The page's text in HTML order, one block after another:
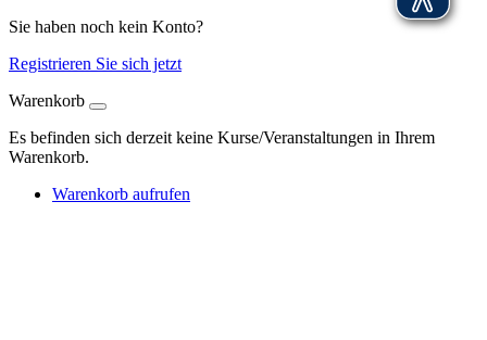
Sie haben noch kein Konto?
Registrieren Sie sich jetzt
Warenkorb
Es befinden sich derzeit keine Kurse/Veranstaltungen in Ihrem
Warenkorb.
Warenkorb aufrufen